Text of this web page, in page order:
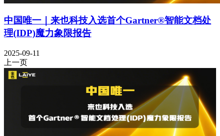
中国唯一｜来也科技入选首个Gartner®智能文档处
理(IDP)魔力象限报告
2025-09-11
上一页